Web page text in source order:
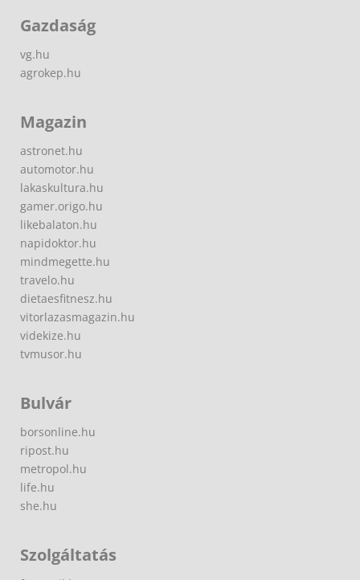
Gazdaság
vg.hu
agrokep.hu
Magazin
astronet.hu
automotor.hu
lakaskultura.hu
gamer.origo.hu
likebalaton.hu
napidoktor.hu
mindmegette.hu
travelo.hu
dietaesfitnesz.hu
vitorlazasmagazin.hu
videkize.hu
tvmusor.hu
Bulvár
borsonline.hu
ripost.hu
metropol.hu
life.hu
she.hu
Szolgáltatás